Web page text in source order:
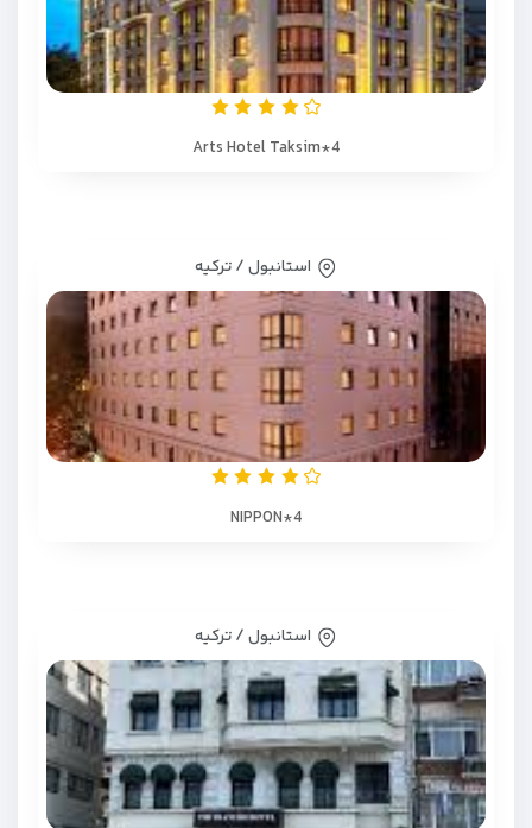
Arts Hotel Taksim*4
استانبول / ترکیه
NIPPON*4
استانبول / ترکیه